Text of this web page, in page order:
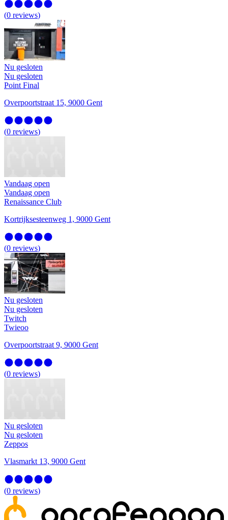
(0 reviews)
Nu gesloten
Nu gesloten
Point Final
Overpoortstraat 15, 9000 Gent
(0 reviews)
Vandaag open
Vandaag open
Renaissance Club
Kortrijksesteenweg 1, 9000 Gent
(0 reviews)
Nu gesloten
Nu gesloten
Twitch
Twieoo
Overpoortstraat 9, 9000 Gent
(0 reviews)
Nu gesloten
Nu gesloten
Zeppos
Vlasmarkt 13, 9000 Gent
(0 reviews)